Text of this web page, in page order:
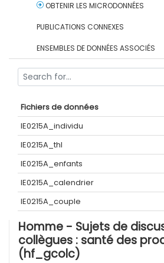
OBTENIR LES MICRODONNÉES
PUBLICATIONS CONNEXES
ENSEMBLES DE DONNÉES ASSOCIÉS
Fichiers de données
IE0215A_individu
IE0215A_thl
IE0215A_enfants
IE0215A_calendrier
IE0215A_couple
Homme - Sujets de
collègues : santé des
(hf_gcolc)